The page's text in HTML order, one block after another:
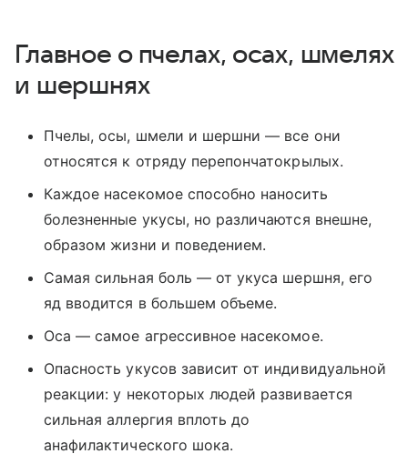
Главное о пчелах, осах, шмелях
и шершнях
Пчелы, осы, шмели и шершни — все они
относятся к отряду перепончатокрылых.
Каждое насекомое способно наносить
болезненные укусы, но различаются внешне,
образом жизни и поведением.
Самая сильная боль — от укуса шершня, его
яд вводится в большем объеме.
Оса — самое агрессивное насекомое.
Опасность укусов зависит от индивидуальной
реакции: у некоторых людей развивается
сильная аллергия вплоть до
анафилактического шока.